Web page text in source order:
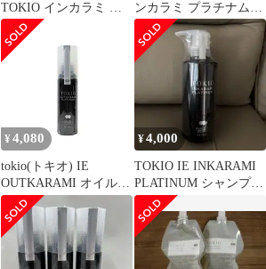
TOKIO インカラミ プ
ラチナム シャンプー
ンカラミ プラチナム
700 セット Dr.Jr
¥ 4,080
tokio(トキオ) IE
OUTKARAMI オイル
100ml アフターバスト
リートメント ユニセッ
クス ヘアケア Dr.Jr(ド
クタージュニア)
¥4,000
TOKIO IE INKARAMI
PLATINUM シャンプー
400ml